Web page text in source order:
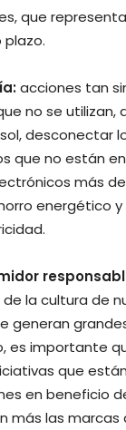
que
acciones tan
no se utilizan,
desconectar
que no están
más
energético
la cultura de
generan
es importante
que
en beneficio
más las marcas